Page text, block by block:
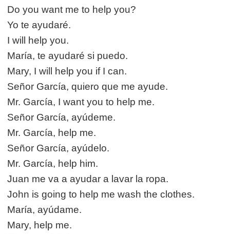
Do you want me to help you?
Yo te ayudaré.
I will help you.
María, te ayudaré si puedo.
Mary, I will help you if I can.
Señor García, quiero que me ayude.
Mr. García, I want you to help me.
Señor García, ayúdeme.
Mr. García, help me.
Señor García, ayúdelo.
Mr. García, help him.
Juan me va a ayudar a lavar la ropa.
John is going to help me wash the clothes.
María, ayúdame.
Mary, help me.